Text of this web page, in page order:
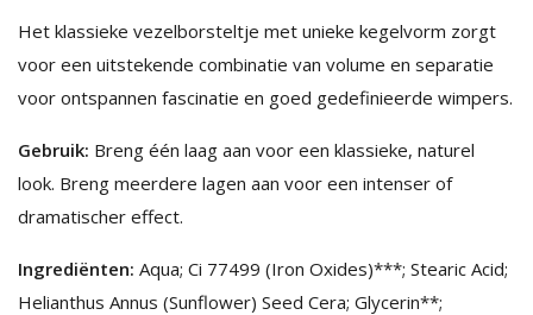
Het klassieke vezelborsteltje met unieke kegelvorm zorgt
voor een uitstekende combinatie van volume en separatie
voor ontspannen fascinatie en goed gedefinieerde wimpers.
Gebruik: Breng één laag aan voor een klassieke, naturel
look. Breng meerdere lagen aan voor een intenser of
dramatischer effect.
Ingrediënten: Aqua; Ci 77499 (Iron Oxides)***; Stearic Acid;
Helianthus Annus (Sunflower) Seed Cera; Glycerin**;